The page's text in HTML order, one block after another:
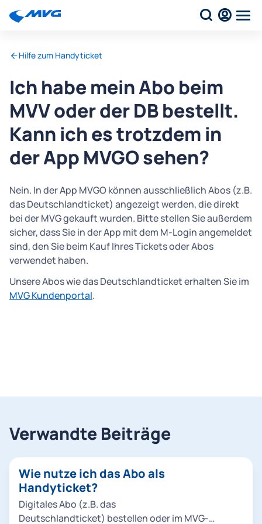
Hilfe zum Handyticket
Ich habe mein Abo beim
MVV oder der DB bestellt.
Kann ich es trotzdem in
der App MVGO sehen?
Nein. In der App MVGO können ausschließlich Abos (z.B.
das Deutschlandticket) angezeigt werden, die direkt
bei der MVG gekauft wurden. Bitte stellen Sie außerdem
sicher, dass Sie in der App mit dem M-Login angemeldet
sind, den Sie beim Kauf Ihres Tickets oder Abos
verwendet haben.
Unsere Abos wie das Deutschlandticket erhalten Sie im
MVG Kundenportal.
Verwandte Beiträge
Wie nutze ich das Abo als
Handyticket?
Digitales Abo (z.B. das
Deutschlandticket) bestellen oder im MVG-